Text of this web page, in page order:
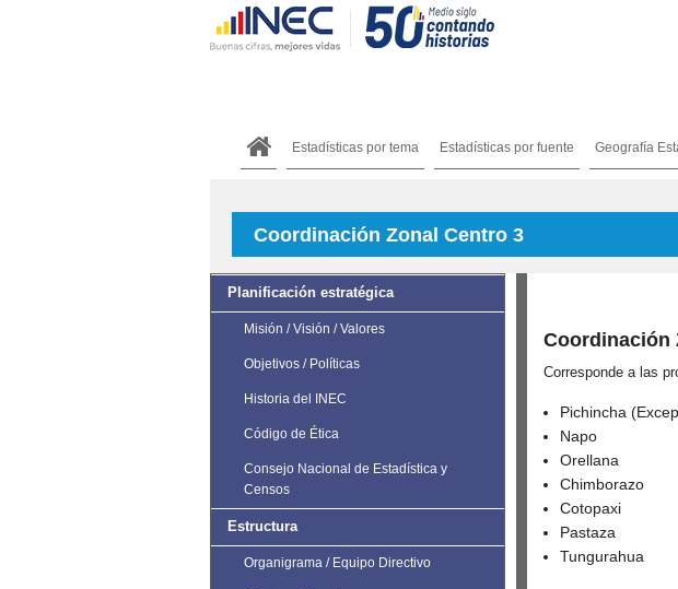
Estadísticas por tema Estadísticas por fuente Geografía
Coordinación Zonal Centro 3
Planificación estratégica
Misión / Visión / Valores
Objetivos / Políticas
Historia del INEC
Código de Ética
Consejo Nacional de Estadística y
Censos
Estructura
Organigrama / Equipo Directivo
Coordinación
Corresponde a las
Pichincha
Napo
Orellana
Chimborazo
Cotopaxi
Pastaza
Tungurahua